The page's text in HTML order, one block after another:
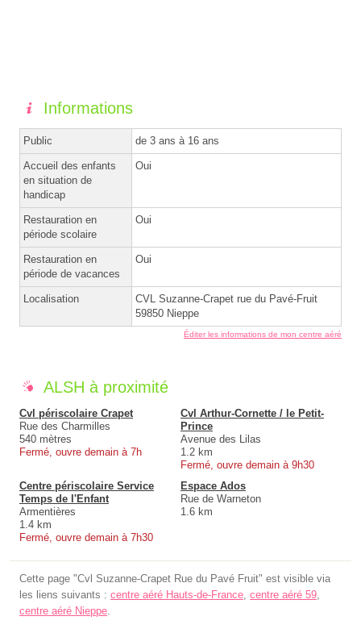
Informations
Public de 3 ans à 16 ans
Accueil des enfants
en situation de
handicap
Oui
Restauration en
période scolaire
Oui
Restauration en
période de vacances
Oui
Localisation
CVL Suzanne-Crapet rue du Pavé-Fruit
59850 Nieppe
Éditer les informations de mon centre aéré
ALSH à proximité
Cvl périscolaire Crapet
Rue des Charmilles
540 mètres
Fermé, ouvre demain à 7h
Cvl Arthur-Cornette / le Petit-
Prince
Avenue des Lilas
1.2 km
Fermé, ouvre demain à 9h30
Centre périscolaire Service
Temps de l'Enfant
Armentières
1.4 km
Fermé, ouvre demain à 7h30
Espace Ados
Rue de Warneton
1.6 km
Cette page "Cvl Suzanne-Crapet Rue du Pavé Fruit" est visible via
les liens suivants : centre aéré Hauts-de-France, centre aéré 59,
centre aéré Nieppe.